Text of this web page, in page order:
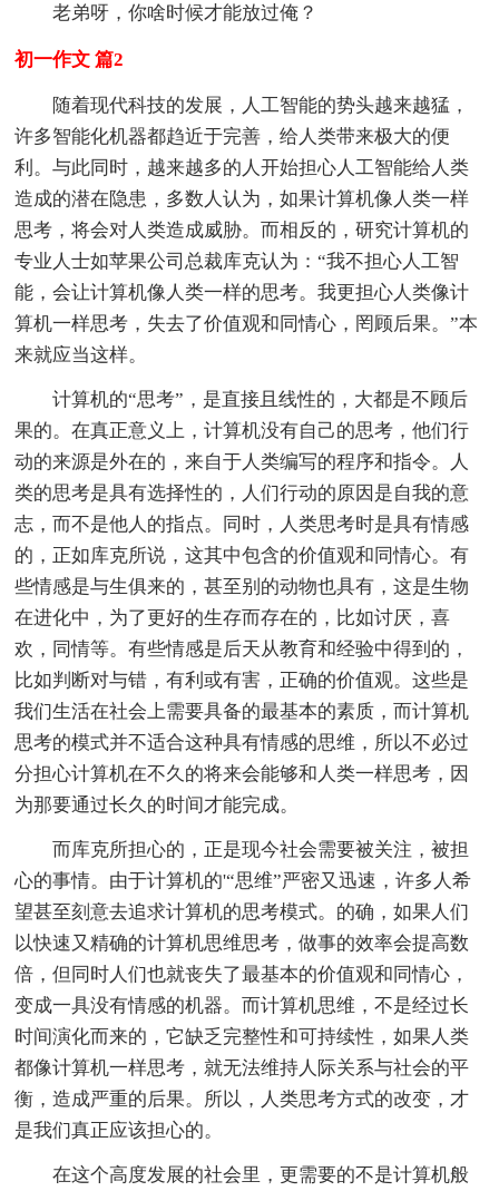
老弟呀，你啥时候才能放过俺？
初一作文 篇2
随着现代科技的发展，人工智能的势头越来越猛，
许多智能化机器都趋近于完善，给人类带来极大的便
利。与此同时，越来越多的人开始担心人工智能给人类
造成的潜在隐患，多数人认为，如果计算机像人类一样
思考，将会对人类造成威胁。而相反的，研究计算机的
专业人士如苹果公司总裁库克认为：“我不担心人工智
能，会让计算机像人类一样的思考。我更担心人类像计
算机一样思考，失去了价值观和同情心，罔顾后果。”本
来就应当这样。
计算机的“思考”，是直接且线性的，大都是不顾后
果的。在真正意义上，计算机没有自己的思考，他们行
动的来源是外在的，来自于人类编写的程序和指令。人
类的思考是具有选择性的，人们行动的原因是自我的意
志，而不是他人的指点。同时，人类思考时是具有情感
的，正如库克所说，这其中包含的价值观和同情心。有
些情感是与生俱来的，甚至别的动物也具有，这是生物
在进化中，为了更好的生存而存在的，比如讨厌，喜
欢，同情等。有些情感是后天从教育和经验中得到的，
比如判断对与错，有利或有害，正确的价值观。这些是
我们生活在社会上需要具备的最基本的素质，而计算机
思考的模式并不适合这种具有情感的思维，所以不必过
分担心计算机在不久的将来会能够和人类一样思考，因
为那要通过长久的时间才能完成。
而库克所担心的，正是现今社会需要被关注，被担
心的事情。由于计算机的'“思维”严密又迅速，许多人希
望甚至刻意去追求计算机的思考模式。的确，如果人们
以快速又精确的计算机思维思考，做事的效率会提高数
倍，但同时人们也就丧失了最基本的价值观和同情心，
变成一具没有情感的机器。而计算机思维，不是经过长
时间演化而来的，它缺乏完整性和可持续性，如果人类
都像计算机一样思考，就无法维持人际关系与社会的平
衡，造成严重的后果。所以，人类思考方式的改变，才
是我们真正应该担心的。
在这个高度发展的社会里，更需要的不是计算机般